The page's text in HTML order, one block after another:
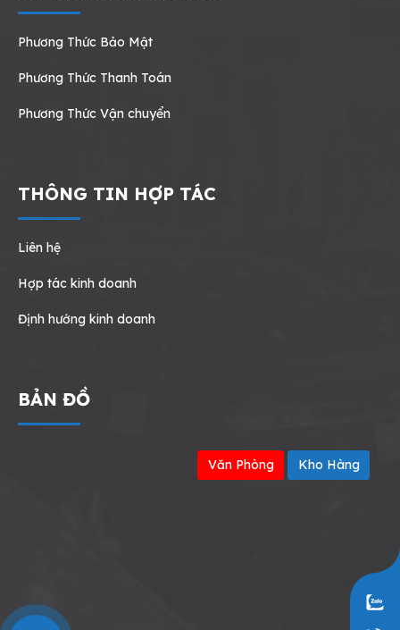
Phương Thức Bảo Mật
Phương Thức Thanh Toán
Phương Thức Vận chuyển
THÔNG TIN HỢP TÁC
Liên hệ
Hợp tác kinh doanh
Định hướng kinh doanh
BẢN ĐỒ
Văn Phòng Kho Hàng